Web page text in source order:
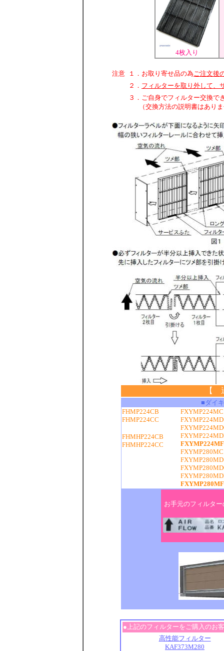
4枚入り
注意 １．お取り寄せ品の為ご注文後
２． フィルターを取り外して、
３．ご自身でフィルター交換で
（交換方法の説明書はありま
【
■ダイ
FHMP224CB
FHMP224CC
FHMHP224CB
FHMHP224CC
FXYMP224MC
FXYMP224MD
FXYMP224MF
FXYMP280MC
FXYMP280MD
FXYMP280MF
お手元のフィルター
●上記のフィルターをご購入のお
高性能フィルター
KAF373M280